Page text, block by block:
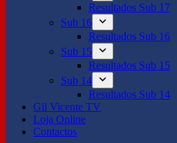
Resultados Sub 17
Sub 16
Resultados Sub 16
Sub 15
Resultados Sub 15
Sub 14
Resultados Sub 14
Gil Vicente TV
Loja Online
Contactos